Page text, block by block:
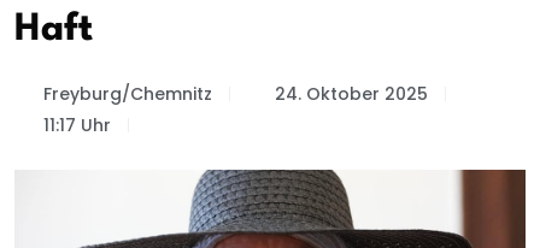
Haft
Freyburg/Chemnitz
24. Oktober 2025
11:17 Uhr